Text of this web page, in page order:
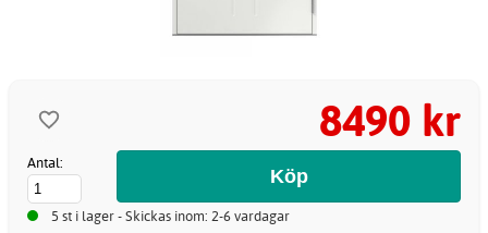
8490 kr
Antal:
5 st i lager - Skickas inom: 2-6 vardagar